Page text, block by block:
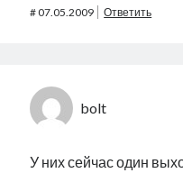
#07.05.2009 Ответить
bolt
У них сейчас один